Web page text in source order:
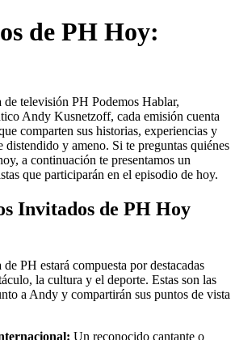
de PH Hoy:
televisión PH Podemos Hablar,
Andy Kusnetzoff, cada emisión cuenta
comparten sus historias, experiencias y
distendido y ameno. Si te preguntas quiénes
a continuación te presentamos un
que participarán en el episodio de hoy.
Invitados de PH Hoy
de PH estará compuesta por destacadas
la cultura y el deporte. Estas son las
a Andy y compartirán sus puntos de vista
Un reconocido cantante o